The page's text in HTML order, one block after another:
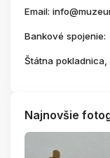
Email:
Bankové spojenie:
Štátna
Najnovšie